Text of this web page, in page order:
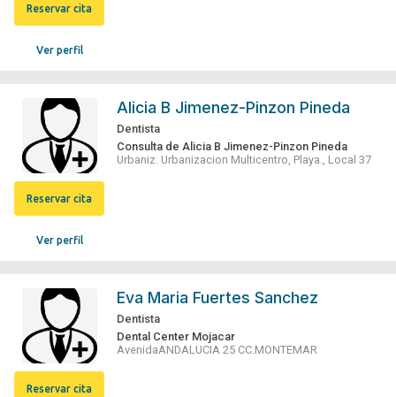
Ver perfil
Reservar cita
Ver perfil
Reservar cita
Alicia B Jimenez-Pinzon Pineda
Dentista
Consulta de Alicia B Jimenez-Pinzon Pineda
Urbaniz. Urbanizacion Multicentro, Playa., Local 37
Reservar cita
Eva Maria Fuertes Sanchez
Dentista
Dental Center Mojacar
AvenidaANDALUCIA 25 CC.MONTEMAR